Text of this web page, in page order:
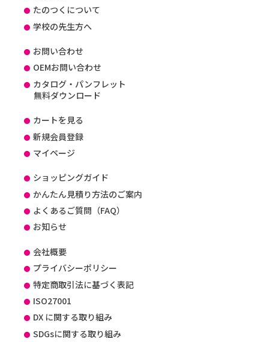
たのつくについて
学校の先生方へ
お問い合わせ
OEMお問い合わせ
カタログ・パンフレット
無料ダウンロード
カートを見る
新規会員登録
マイページ
ショッピングガイド
かんたん見積り方法のご案内
よくあるご質問（FAQ）
お知らせ
会社概要
プライバシーポリシー
特定商取引法に基づく表記
ISO27001
DX に関する取り組み
SDGsに関する取り組み